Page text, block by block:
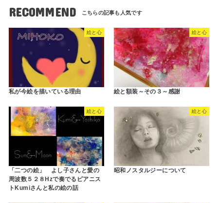
RECOMMEND
絵と心
私が今絵を描いている理由
絵と心
絵と額装～その３～感謝
絵と心
「二つの絵」 よし子さんと愛の
周波数５２８Hzで奏でるピアニス
トKumiさんと私の絵の話
絵と心
昭和ノスタルジーについて